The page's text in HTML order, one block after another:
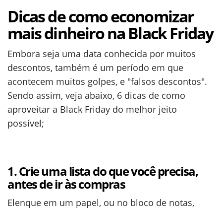
Dicas de como economizar
mais dinheiro na Black Friday
Embora seja uma data conhecida por muitos
descontos, também é um período em que
acontecem muitos golpes, e "falsos descontos".
Sendo assim, veja abaixo, 6 dicas de como
aproveitar a Black Friday do melhor jeito
possível;
1. Crie uma lista do que você precisa,
antes de ir às compras
Elenque em um papel, ou no bloco de notas,